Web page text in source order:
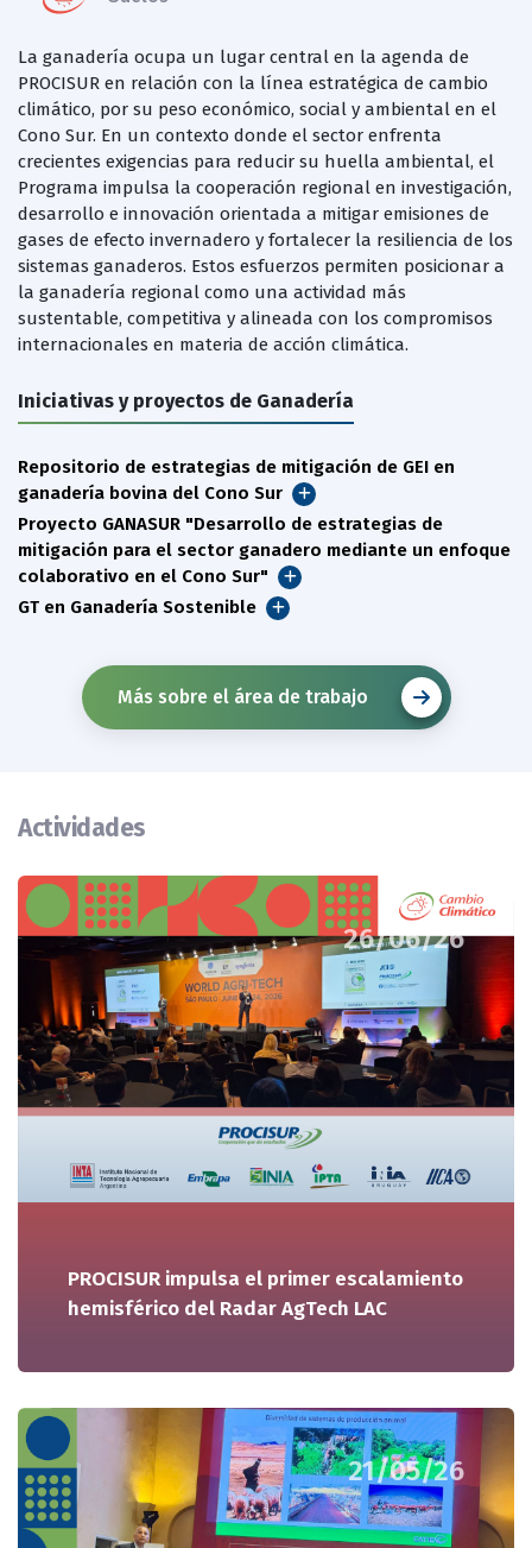
La ganadería ocupa un lugar central en la agenda de
PROCISUR en relación con la línea estratégica de cambio
climático, por su peso económico, social y ambiental en el
Cono Sur. En un contexto donde el sector enfrenta
crecientes exigencias para reducir su huella ambiental, el
Programa impulsa la cooperación regional en investigación,
desarrollo e innovación orientada a mitigar emisiones de
gases de efecto invernadero y fortalecer la resiliencia de los
sistemas ganaderos. Estos esfuerzos permiten posicionar a
la ganadería regional como una actividad más
sustentable, competitiva y alineada con los compromisos
internacionales en materia de acción climática.
Iniciativas y proyectos de Ganadería
Repositorio de estrategias de mitigación de GEI en
ganadería bovina del Cono Sur
Proyecto GANASUR "Desarrollo de estrategias de
mitigación para el sector ganadero mediante un enfoque
colaborativo en el Cono Sur"
GT en Ganadería Sostenible
Más sobre el área de trabajo
Actividades
26/06/26
PROCISUR impulsa el primer escalamiento
hemisférico del Radar AgTech LAC
21/05/26